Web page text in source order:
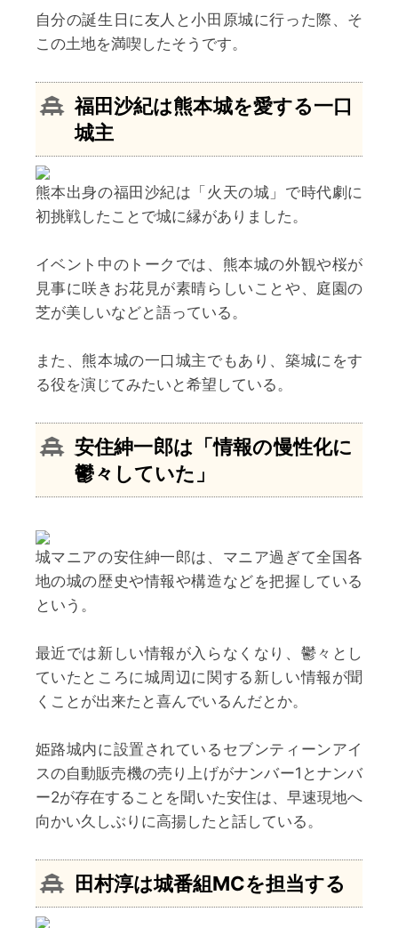
自分の誕生日に友人と小田原城に行った際、そ
この土地を満喫したそうです。
福田沙紀は熊本城を愛する一口
城主
熊本出身の福田沙紀は「火天の城」で時代劇に
初挑戦したことで城に縁がありました。
イベント中のトークでは、熊本城の外観や桜が
見事に咲きお花見が素晴らしいことや、庭園の
芝が美しいなどと語っている。
また、熊本城の一口城主でもあり、築城にをす
る役を演じてみたいと希望している。
安住紳一郎は「情報の慢性化に
鬱々していた」
城マニアの安住紳一郎は、マニア過ぎて全国各
地の城の歴史や情報や構造などを把握している
という。
最近では新しい情報が入らなくなり、鬱々とし
ていたところに城周辺に関する新しい情報が聞
くことが出来たと喜んでいるんだとか。
姫路城内に設置されているセブンティーンアイ
スの自動販売機の売り上げがナンバー1とナンバ
ー2が存在することを聞いた安住は、早速現地へ
向かい久しぶりに高揚したと話している。
田村淳は城番組MCを担当する